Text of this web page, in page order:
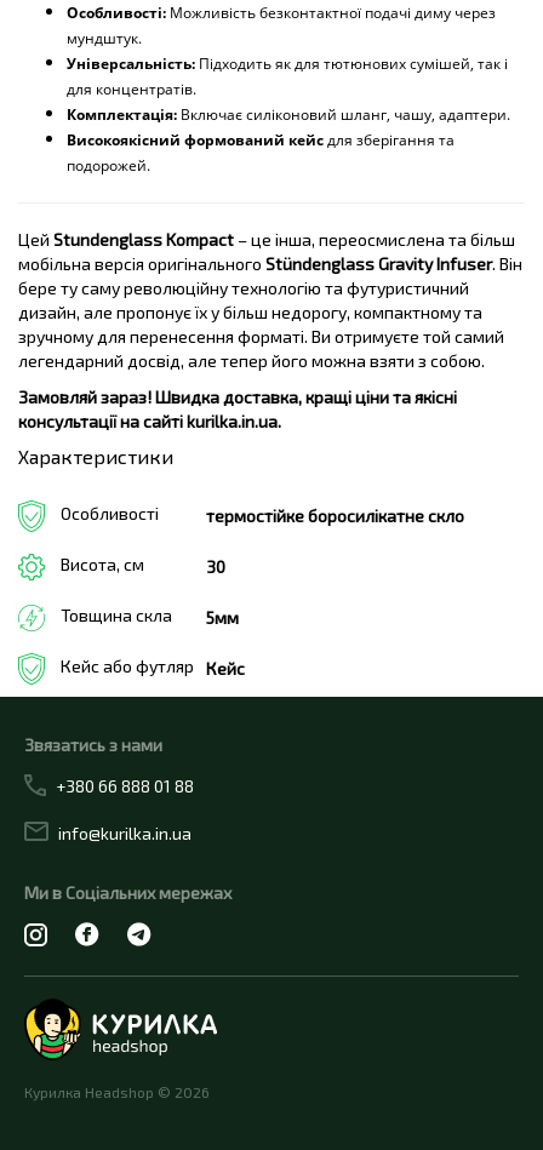
Особливості: Можливість безконтактної подачі диму через
мундштук.
Універсальність: Підходить як для тютюнових сумішей, так і
для концентратів.
Комплектація: Включає силіконовий шланг, чашу, адаптери.
Високоякісний формований кейсдля зберігання та
подорожей.
Цей Stundenglass Kompact – це інша, переосмислена та більш
мобільна версія оригінального Stündenglass Gravity Infuser. Він
бере ту саму революційну технологію та футуристичний
дизайн, але пропонує їх у більш недорогу, компактному та
зручному для перенесення форматі. Ви отримуєте той самий
легендарний досвід, але тепер його можна взяти з собою.
Замовляй зараз! Швидка доставка, кращі ціни та якісні
консультації на сайті kurilka.in.ua.
Характеристики
Особливості термостійке боросилікатне скло
Висота, см 30
Товщина скла 5мм
Кейс або футляр Кейс
Курилка Headshop © 2026
Звязатись з нами
+380 66 888 01 88
info@kurilka.in.ua
Ми в Соціальних мережах